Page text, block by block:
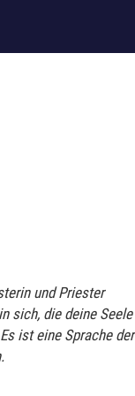
und Priester
sich, die deine Seele
ist eine Sprache der